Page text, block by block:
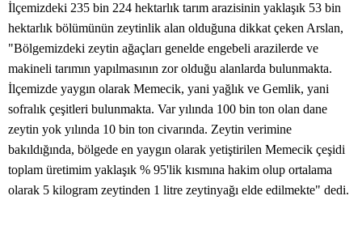
İlçemizdeki 235 bin 224 hektarlık tarım arazisinin yaklaşık 53 bin
hektarlık bölümünün zeytinlik alan olduğuna dikkat çeken Arslan,
"Bölgemizdeki zeytin ağaçları genelde engebeli arazilerde ve
makineli tarımın yapılmasının zor olduğu alanlarda bulunmakta.
İlçemizde yaygın olarak Memecik, yani yağlık ve Gemlik, yani
sofralık çeşitleri bulunmakta. Var yılında 100 bin ton olan dane
zeytin yok yılında 10 bin ton civarında. Zeytin verimine
bakıldığında, bölgede en yaygın olarak yetiştirilen Memecik çeşidi
toplam üretimim yaklaşık % 95'lik kısmına hakim olup ortalama
olarak 5 kilogram zeytinden 1 litre zeytinyağı elde edilmekte" dedi.